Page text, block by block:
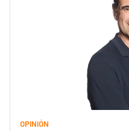
OPINIÓN